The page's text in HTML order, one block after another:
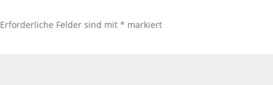
Erforderliche Felder sind mit* markiert